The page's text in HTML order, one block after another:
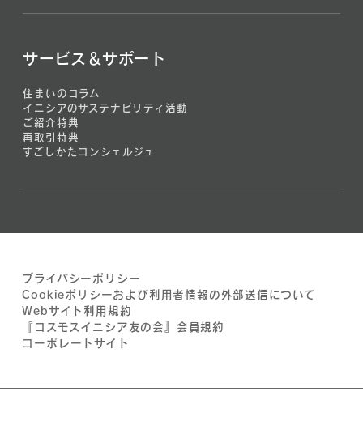
サービス＆サポート
住まいのコラム
イニシアのサステナビリティ活動
ご紹介特典
再取引特典
すごしかたコンシェルジュ
プライバシーポリシー
Cookieポリシーおよび利用者情報の外部送信について
Webサイト利用規約
『コスモスイニシア友の会』会員規約
コーポレートサイト